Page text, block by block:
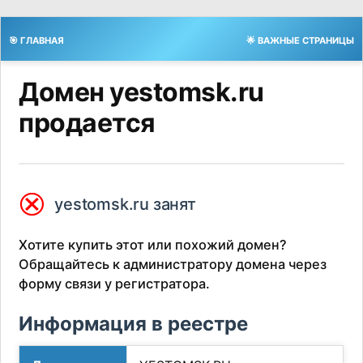
🎯 ГЛАВНАЯ 🌟 ВАЖНЫЕ СТРАНИЦЫ
Домен yestomsk.ru
продается
⮿ yestomsk.ru занят
Хотите купить этот или похожий домен?
Обращайтесь к администратору домена через
форму связи у регистратора.
Информация в реестре